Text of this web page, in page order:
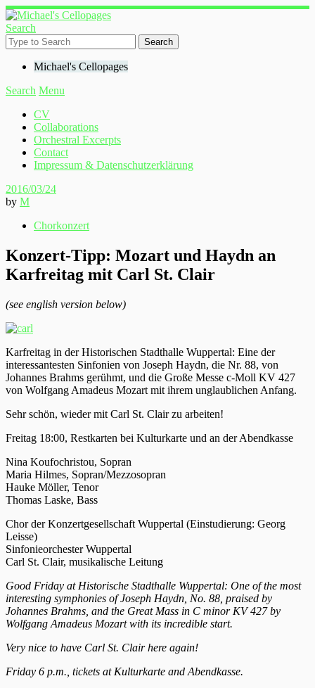
Search
Michael's Cellopages
Search Menu
CV
Collaborations
Orchestral Excerpts
Contact
Impressum & Datenschutzerklärung
2016/03/24
by M
Chorkonzert
Konzert-Tipp: Mozart und Haydn an
Karfreitag mit Carl St. Clair
(see english version below)
Karfreitag in der Historischen Stadthalle Wuppertal: Eine der
interessantesten Sinfonien von Joseph Haydn, die Nr. 88, von
Johannes Brahms gerühmt, und die Große Messe c-Moll KV 427
von Wolfgang Amadeus Mozart mit ihrem unglaublichen Anfang.
Sehr schön, wieder mit Carl St. Clair zu arbeiten!
Freitag 18:00, Restkarten bei Kulturkarte und an der Abendkasse
Nina Koufochristou, Sopran
Maria Hilmes, Sopran/Mezzosopran
Hauke Möller, Tenor
Thomas Laske, Bass
Chor der Konzertgesellschaft Wuppertal (Einstudierung: Georg
Leisse)
Sinfonieorchester Wuppertal
Carl St. Clair, musikalische Leitung
Good Friday at Historische Stadthalle Wuppertal: One of the most
interesting symphonies of Joseph Haydn, No. 88, praised by
Johannes Brahms, and the Great Mass in C minor KV 427 by
Wolfgang Amadeus Mozart with its incredible start.
Very nice to have Carl St. Clair here again!
Friday 6 p.m., tickets at Kulturkarte and Abendkasse.